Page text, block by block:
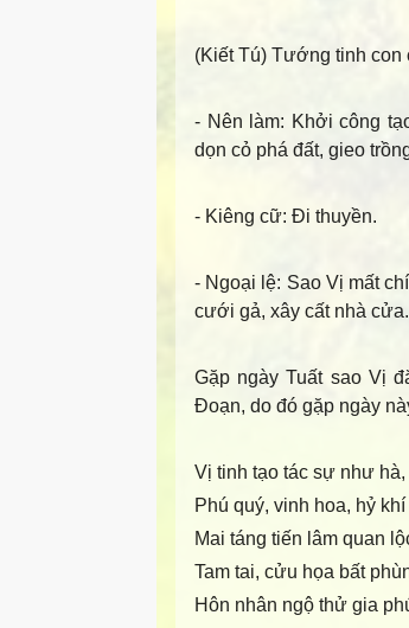
(Kiết Tú) Tướng tinh con
- Nên làm: Khởi công
dọn cỏ phá đất, gieo
- Kiêng cữ: Đi thuyền.
- Ngoại lệ: Sao Vị mất
cưới gả, xây cất nhà cửa.
Gặp ngày Tuất sao Vị
Đoạn, do đó gặp ngày
Vị tinh tạo tác sự như hà,
Phú quý, vinh hoa, hỷ khí
Mai táng tiến lâm quan
Tam tai, cửu họa bất
Hôn nhân ngộ thử gia